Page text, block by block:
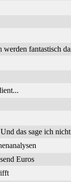
fantastisch
das sage ich
Euros